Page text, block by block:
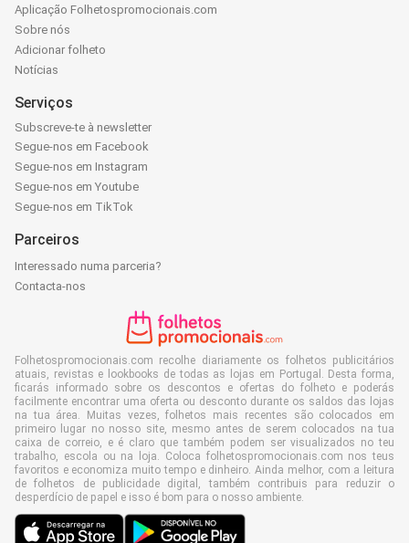
Aplicação Folhetospromocionais.com
Sobre nós
Adicionar folheto
Notícias
Serviços
Subscreve-te à newsletter
Segue-nos em Facebook
Segue-nos em Instagram
Segue-nos em Youtube
Segue-nos em TikTok
Parceiros
Interessado numa parceria?
Contacta-nos
Folhetospromocionais.com recolhe diariamente os folhetos publicitários
atuais, revistas e lookbooks de todas as lojas em Portugal. Desta forma,
ficarás informado sobre os descontos e ofertas do folheto e poderás
facilmente encontrar uma oferta ou desconto durante os saldos das lojas
na tua área. Muitas vezes, folhetos mais recentes são colocados em
primeiro lugar no nosso site, mesmo antes de serem colocados na tua
caixa de correio, e é claro que também podem ser visualizados no teu
trabalho, escola ou na loja. Coloca folhetospromocionais.com nos teus
favoritos e economiza muito tempo e dinheiro. Ainda melhor, com a leitura
de folhetos de publicidade digital, também contribuis para reduzir o
desperdício de papel e isso é bom para o nosso ambiente.